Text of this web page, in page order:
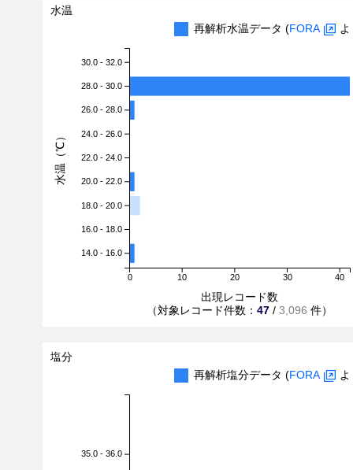
水温
再解析水温データ (FORA
0 10 20 30 40
30.0 - 32.0
28.0 - 30.0
26.0 - 28.0
24.0 - 26.0
22.0 - 24.0
20.0 - 22.0
18.0 - 20.0
16.0 - 18.0
14.0 - 16.0
出現レコード数
（対象レコード件数： 47 / 3,096 件）
水温（℃）
塩分
再解析塩分データ (FORA
35.0 - 36.0